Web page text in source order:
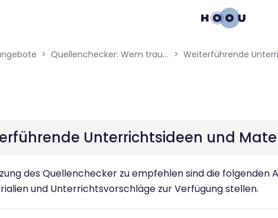
Quellenchecker: Wem traust du?
Unterrichtsideen und
des Quellenchecker zu empfehlen sind die
und Unterrichtsvorschläge zur Verfügung stellen.